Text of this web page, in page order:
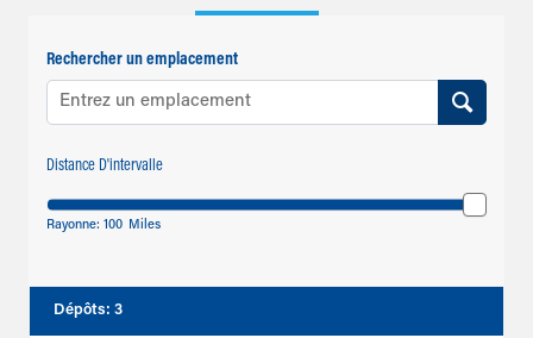
Rechercher un emplacement
Distance D'intervalle
Rayonne: 100 Miles
Dépôts: 3